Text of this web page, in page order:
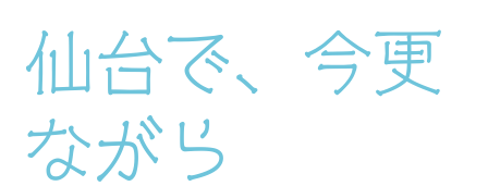
仙台で、今更
ながら